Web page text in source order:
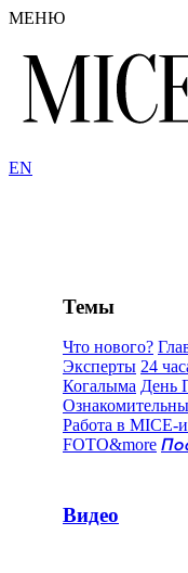
МЕНЮ
EN
Темы
Что нового?
Эксперты 24
Когалыма День
Работа в MICE-
FOTO&more
Видео